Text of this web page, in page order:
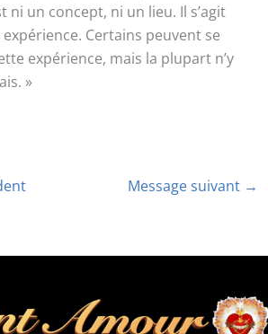
ni un concept, ni un lieu. Il s’agit
expérience. Certains peuvent se
expérience, mais la plupart n’y
»
Message suivant →